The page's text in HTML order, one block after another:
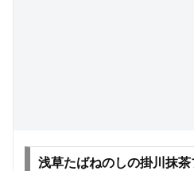
浅草たばねのしの掛川抹